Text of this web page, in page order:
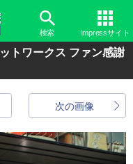
検索 Impressサイト
トワークス ファン感謝
次の画像